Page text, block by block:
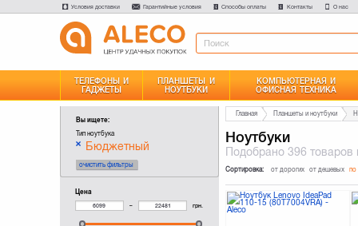
Условия доставки Гарантийные условия Способы оплаты Контакты О нас
ТЕЛЕФОНЫ И
ГАДЖЕТЫ
ПЛАНШЕТЫ И
НОУТБУКИ
КОМПЬЮТЕРНАЯ И
ОФИСНАЯ ТЕХНИКА
Вы ищете:
Тип ноутбука
Бюджетный
очистить фильтры
Цена
– грн.
Главная Планшеты и ноутбуки
Ноутбуки
Подобрано396 товаров
Сортировка: от дорогих от дешевых по